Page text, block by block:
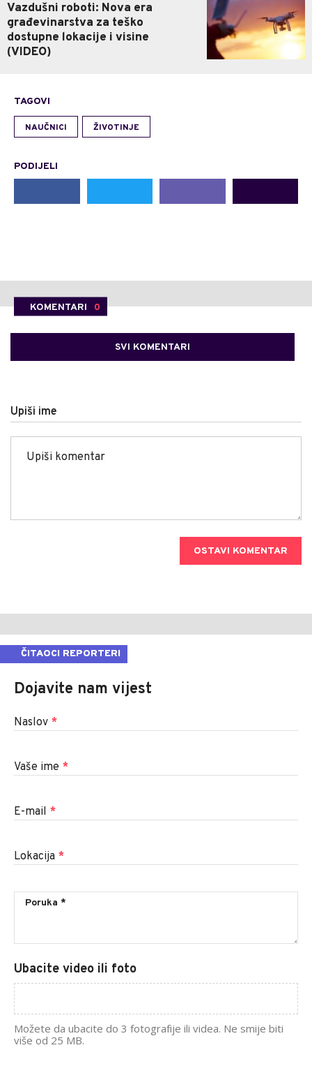
Vazdušni roboti: Nova era
građevinarstva za teško
dostupne lokacije i visine
(VIDEO)
TAGOVI
NAUČNICI ŽIVOTINJE
PODIJELI
KOMENTARI 0
SVI KOMENTARI
Upiši ime
OSTAVI KOMENTAR
ČITAOCI REPORTERI
Dojavite nam vijest
Naslov *
Vaše ime *
E-mail *
Lokacija *
Ubacite video ili foto
Možete da ubacite do 3 fotografije ili videa. Ne smije biti
više od 25 MB.